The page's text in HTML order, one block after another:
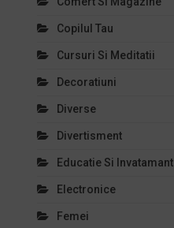
Copilul Tau
Cursuri Si Meditatii
Decoratiuni
Diverse
Divertisment
Educatie Si Invatamant
Electronice
Femei